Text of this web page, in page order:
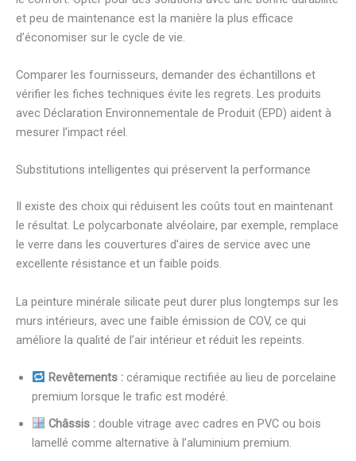
et peu de maintenance est la manière la plus efficace
d’économiser sur le cycle de vie.
Comparer les fournisseurs, demander des échantillons et
vérifier les fiches techniques évite les regrets. Les produits
avec Déclaration Environnementale de Produit (EPD) aident à
mesurer l’impact réel.
Substitutions intelligentes qui préservent la performance
Il existe des choix qui réduisent les coûts tout en maintenant
le résultat. Le polycarbonate alvéolaire, par exemple, remplace
le verre dans les couvertures d’aires de service avec une
excellente résistance et un faible poids.
La peinture minérale silicate peut durer plus longtemps sur les
murs intérieurs, avec une faible émission de COV, ce qui
améliore la qualité de l’air intérieur et réduit les repeints.
Revêtements :céramique rectifiée au lieu de porcelaine
premium lorsque le trafic est modéré.
Châssis :double vitrage avec cadres en PVC ou bois
lamellé comme alternative à l’aluminium premium.